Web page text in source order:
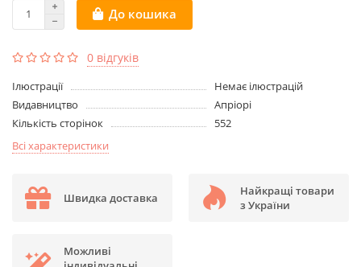
До кошика
0 відгуків
Ілюстрації
Немає ілюстрацій
Видавництво
Апріорі
Кількість сторінок
552
Всі характеристики
Швидка доставка
Найкращі товари
з України
Можливі